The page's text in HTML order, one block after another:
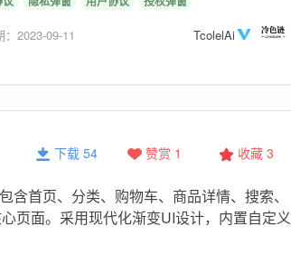
：2023-09-11 TcolelAi
收藏 3
赞赏 1
下载 54
首页、分类、购物车、商品详情、搜索、
页面。采用现代化渐变UI设计，内置自定义